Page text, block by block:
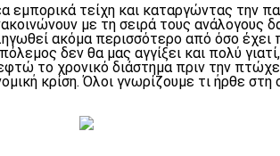
τείχη και καταργώντας την
με τη σειρά τους
ακόμα περισσότερο από όσο έχει
δεν θα μας αγγίξει και πολύ
το χρονικό διάστημα πριν την
κρίση. Όλοι γνωρίζουμε τι ήρθε στη